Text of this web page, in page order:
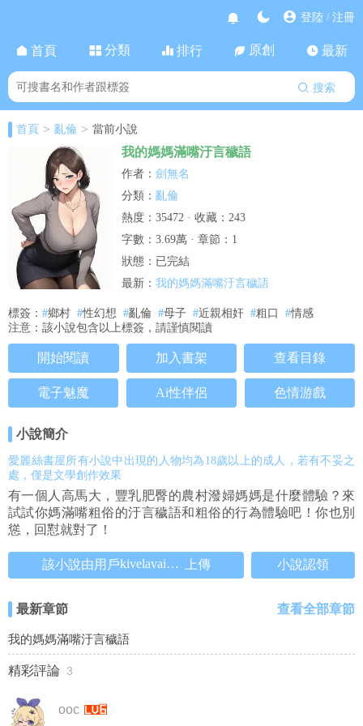
登陸 / 注冊
首頁 分類 排行 原創 最新
搜索
首頁 > 亂倫 > 當前小說
我的媽媽滿嘴汙言穢語
作者： 劍無名
分類： 亂倫
熱度：35472 · 收藏：243
字數：3.69萬 · 章節：1
狀態：已完結
最新： 我的媽媽滿嘴汙言穢語
標簽： #鄉村 #性幻想 #亂倫 #母子 #近親相奸 #粗口 #情感
注意：該小說包含以上標簽，請謹慎閱讀
開始閱讀 加入書架 查看目錄
電子魅魔 Ai性伴侶 色情游戲
小說簡介
愛麗絲書屋所有小說中出現的人物均為18歲以上的成人，若有不妥之
處，僅是文學創作效果
有一個人高馬大，豐乳肥臀的農村潑婦媽媽是什麼體驗？來
試試你媽滿嘴粗俗的汙言穢語和粗俗的行為體驗吧！你也別
慫，回懟就對了！
該小說由用戶 kivelavaino526 上傳 小說認領
最新章節 查看全部章節
我的媽媽滿嘴汙言穢語